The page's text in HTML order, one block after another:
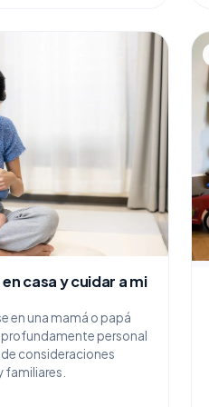
casa y cuidar a mi
en una mamá o papá
profundamente personal
consideraciones
familiares.